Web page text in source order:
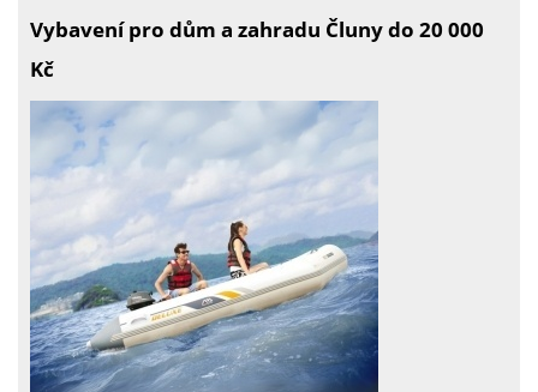
Vybavení pro dům a zahradu Čluny do 20 000
Kč